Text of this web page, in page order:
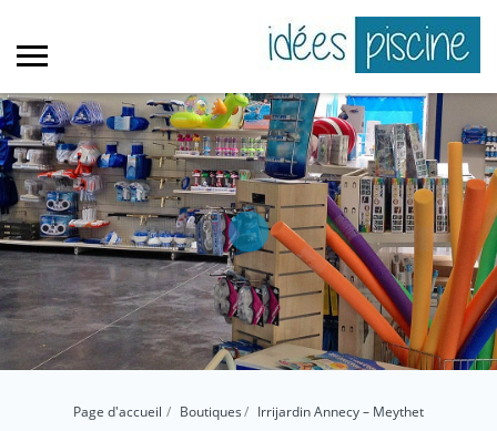
Page d'accueil Boutiques Irrijardin Annecy – Meythet